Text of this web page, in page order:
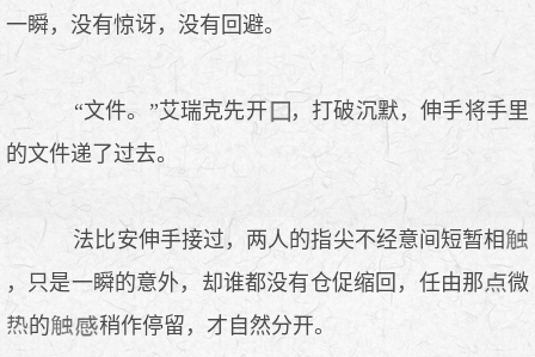
一瞬，没有惊讶，没有回避。
“文件。”艾瑞克先开
，打破沉默，伸手将手里
的文件递了过去。
法比安伸手接过，两人的指尖不经意间短暂相
，只是一瞬的意外，却谁都没有仓促缩回，任由那
微
的
稍作停留，才自然分开。